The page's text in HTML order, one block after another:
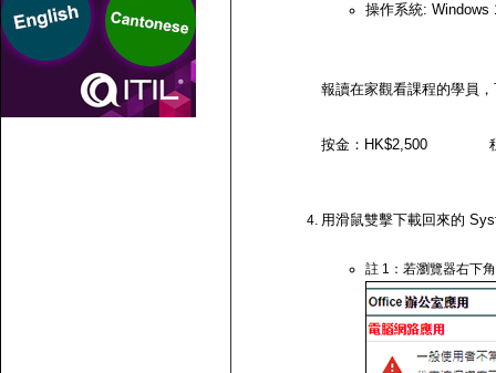
操作系統: Windows
報讀在家觀看課程的學員
按金：HK$2,500
用滑鼠雙擊下載回來的
註 1：若瀏覽器右下